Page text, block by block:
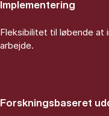
Implementering
Fleksibilitet til løbende
arbejde.
Forskningsbaseret